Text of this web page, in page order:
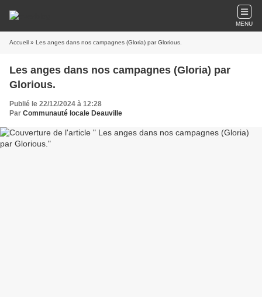
MENU
Accueil » Les anges dans nos campagnes (Gloria) par Glorious.
Les anges dans nos campagnes (Gloria) par
Glorious.
Publié le 22/12/2024 à 12:28
Par Communauté locale Deauville